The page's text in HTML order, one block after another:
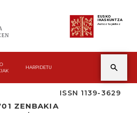
EUSKO
IKASKUNTZA
Asmoz ta jakitez
HARPIDETU
ISSN 1139-3629
ZENBAKIA